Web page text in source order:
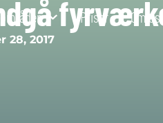
Priser Om os
28, 2017